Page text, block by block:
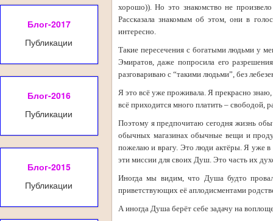
Блог-2017
Публикации
Блог-2016
Публикации
Блог-2015
Публикации
хорошо)). Но это знакомство не
Рассказала знакомым об этом, они в
интересно.
Такие пересечения с богатыми людьми у
Эмиратов, даже попросила его
разговариваю с “такими людьми”, без
Я это всё уже проживала. Я прекрасно
всё приходится много платить – свободой,
Поэтому я предпочитаю сегодня жизнь
обычных магазинах обычные вещи и
пожелаю и врагу. Это люди актёры. Я уже в
эти миссии для своих Душ. Это часть их
Иногда мы видим, что Душа будто
приветствующих её аплодисментами
А иногда Душа берёт себе задачу на